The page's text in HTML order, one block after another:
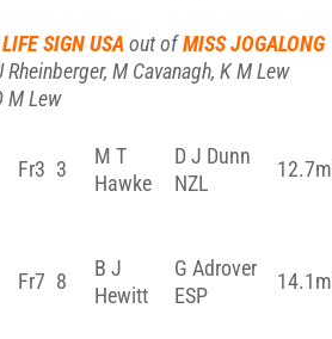
LIFE SIGN USAout ofMISS JOGALONG
M Cavanagh, K M Lew
M Lew
Fr3 3
M T
Hawke
D J Dunn
NZL
12.7m
Fr7 8
B J
Hewitt
G Adrover
ESP
14.1m